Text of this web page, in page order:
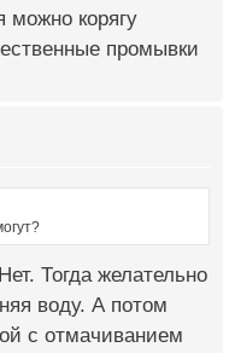
можно корягу
промывки
Тогда желательно
воду. А потом
с отмачиванием